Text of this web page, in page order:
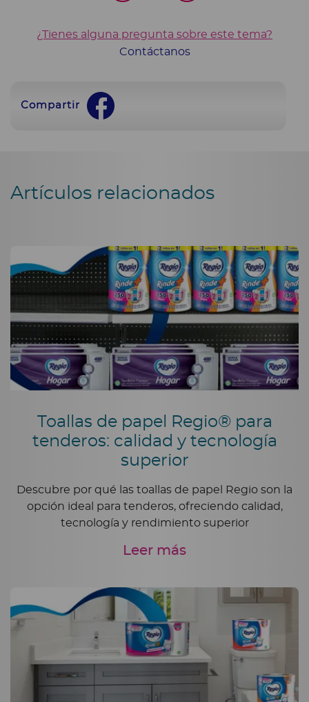
¿Tienes alguna pregunta sobre este tema?
Contáctanos
Compartir
Artículos relacionados
Toallas de papel Regio® para
tenderos: calidad y tecnología
superior
Descubre por qué las toallas de papel Regio son la
opción ideal para tenderos, ofreciendo calidad,
tecnología y rendimiento superior
Leer más